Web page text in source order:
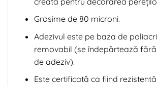
Grosime de 80 microni.
Adezivul este pe baza de
removabil (se îndepărtează
de adeziv).
Este certificată ca fiind